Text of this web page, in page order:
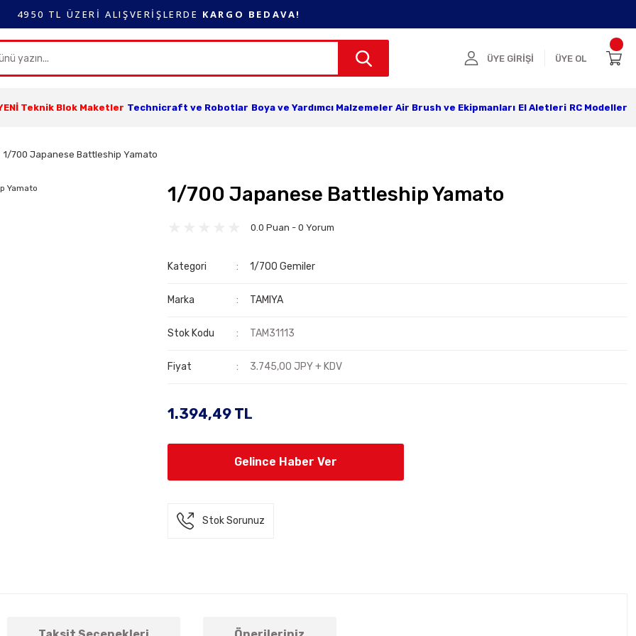
4950 TL ÜZERİ ALIŞVERİŞLERDE KARGO BEDAVA!
ÜYE GİRİŞİ ÜYE OL
Teknik Blok Maketler Technicraft ve Robotlar Boya ve Yardımcı Malzemeler Air Brush ve Ekipmanları El Aletleri RC Modeller
1/700 Japanese Battleship Yamato
1/700 Japanese Battleship Yamato
0.0 Puan - 0 Yorum
Kategori 1/700 Gemiler
Marka TAMIYA
Stok Kodu TAM31113
Fiyat 3.745,00 JPY + KDV
1.394,49 TL
Gelince Haber Ver
Stok Sorunuz